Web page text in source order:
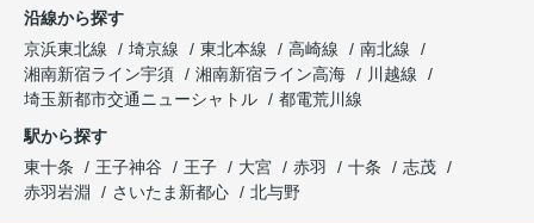
沿線から探す
京浜東北線
埼京線 東北本線 高崎線
南北線
湘南新宿ライン宇須
湘南新宿ライン高海
川越線
埼玉新都市交通ニューシャトル
都電荒川線
駅から探す
東十条
王子神谷 王子 大宮 赤羽 十条
志茂
赤羽岩淵
さいたま新都心 北与野